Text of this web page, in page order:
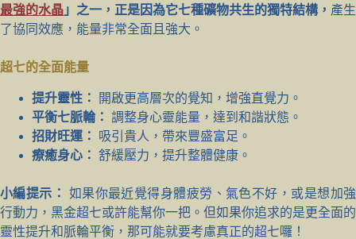
最強的水晶 」之一，正是因為它七種礦物共生的獨特結構， 產生
了協同效應，能量非常全面且強大。
超七的全面能量
提升靈性：
開啟更高層次的覺知，增強直覺力。
平衡七脈輪： 調整身心靈能量，達到和諧狀態。
招財旺運：
吸引貴人，帶來豐盛富足。
療癒身心： 舒緩壓力，提升整體健康。
小編提示：
如果你最近覺得身體疲勞、氣色不好，或是想加強
行動力，黑金超七或許能幫你一把。但如果你追求的是更全面的
靈性提升和脈輪平衡，那可能就要考慮真正的超七囉！